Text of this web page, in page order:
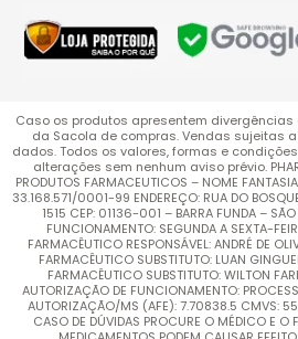
Caso os produtos apresentem divergências
da Sacola de compras. Vendas sujeitas
dados. Todos os valores, formas e
alterações sem nenhum aviso prévio.
PRODUTOS FARMACEUTICOS – NOME
33.168.571/0001-99 ENDEREÇO: RUA DO
1515 CEP: 01136-001 – BARRA FUNDA –
FUNCIONAMENTO: SEGUNDA A SEXTA-
FARMACÊUTICO RESPONSÁVEL: ANDRÉ DE
FARMACÊUTICO SUBSTITUTO: LUAN
FARMACÊUTICO SUBSTITUTO: WILTON
AUTORIZAÇÃO DE FUNCIONAMENTO:
AUTORIZAÇÃO/MS (AFE): 7.70838.5 CMVS:
CASO DE DÚVIDAS PROCURE O MÉDICO E O